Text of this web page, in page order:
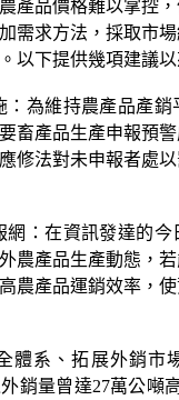
產品價格難以掌控
需求方法，採取市
以下提供幾項建議以
：為維持農產品產銷
畜產品生產申報預
修法對未申報者處
網：在資訊發達的
農產品生產動態，
農產品運銷效率，
體系、拓展外銷市
銷量曾達27萬公噸